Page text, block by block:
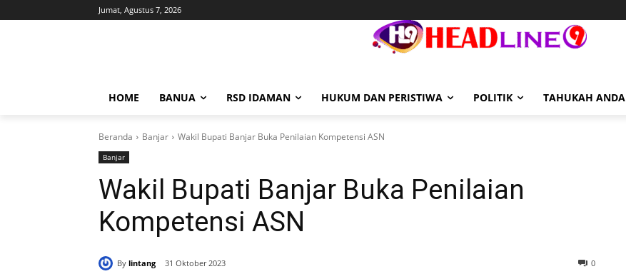
Jumat, Agustus 7, 2026
HOME BANUA RSD IDAMAN HUKUM DAN PERISTIWA POLITIK TAHUKAH ANDA
Beranda Banjar Wakil Bupati Banjar Buka Penilaian Kompetensi ASN
Banjar
Wakil Bupati Banjar Buka Penilaian
Kompetensi ASN
By lintang 31 Oktober 2023 0